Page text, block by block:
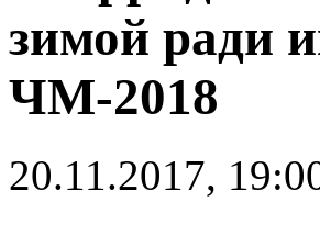
зимой ради
ЧМ-2018
20.11.2017,